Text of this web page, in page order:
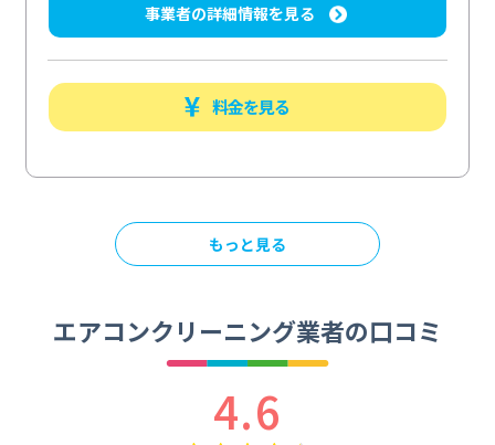
事業者の詳細情報を見る
料金を見る
もっと見る
エアコンクリーニング業者の口コミ
4.6